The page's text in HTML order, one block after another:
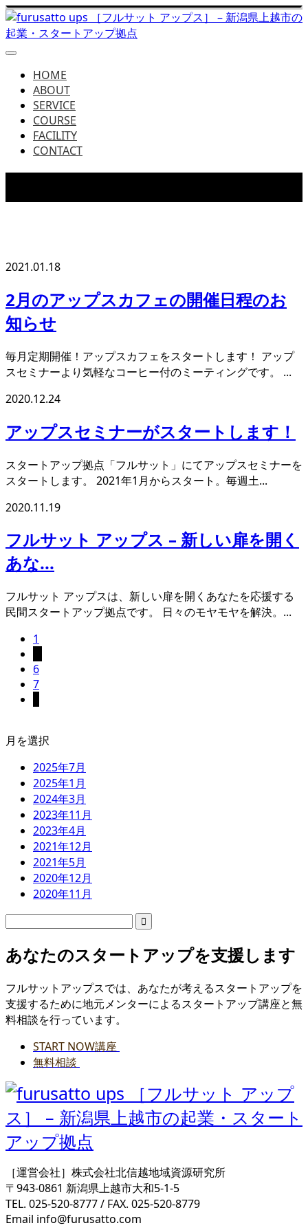
HOME
ABOUT
SERVICE
COURSE
FACILITY
CONTACT
2021.01.18
2月のアップスカフェの開催日程のお
知らせ
毎月定期開催！アップスカフェをスタートします！ アップ
スセミナーより気軽なコーヒー付のミーティングです。 ...
2020.12.24
アップスセミナーがスタートします！
スタートアップ拠点「フルサット」にてアップスセミナーを
スタートします。 2021年1月からスタート。毎週土...
2020.11.19
フルサット アップス – 新しい扉を開く
あな...
フルサット アップスは、新しい扉を開くあなたを応援する
民間スタートアップ拠点です。 日々のモヤモヤを解決。...
1
6
7
月を選択
2025年7月
2025年1月
2024年3月
2023年11月
2023年4月
2021年12月
2021年5月
2020年12月
2020年11月
あなたのスタートアップを支援します
フルサットアップスでは、あなたが考えるスタートアップを
支援するために地元メンターによるスタートアップ講座と無
料相談を行っています。
START NOW講座
無料相談
［運営会社］株式会社北信越地域資源研究所
〒943-0861 新潟県上越市大和5-1-5
TEL. 025-520-8777 / FAX. 025-520-8779
Email info@furusatto.com